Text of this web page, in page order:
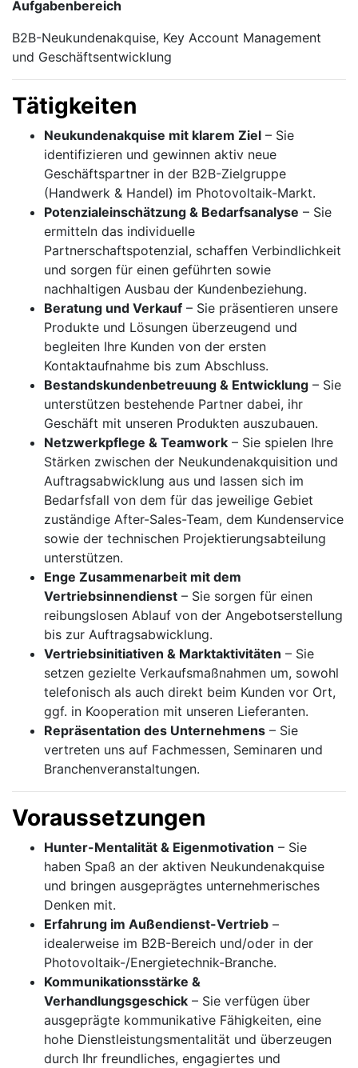
Aufgabenbereich
B2B-Neukundenakquise, Key Account Management
und Geschäftsentwicklung
Tätigkeiten
Neukundenakquise mit klarem Ziel – Sie
identifizieren und gewinnen aktiv neue
Geschäftspartner in der B2B-Zielgruppe
(Handwerk & Handel) im Photovoltaik-Markt.
Potenzialeinschätzung & Bedarfsanalyse – Sie
ermitteln das individuelle
Partnerschaftspotenzial, schaffen Verbindlichkeit
und sorgen für einen geführten sowie
nachhaltigen Ausbau der Kundenbeziehung.
Beratung und Verkauf – Sie präsentieren unsere
Produkte und Lösungen überzeugend und
begleiten Ihre Kunden von der ersten
Kontaktaufnahme bis zum Abschluss.
Bestandskundenbetreuung & Entwicklung – Sie
unterstützen bestehende Partner dabei, ihr
Geschäft mit unseren Produkten auszubauen.
Netzwerkpflege & Teamwork – Sie spielen Ihre
Stärken zwischen der Neukundenakquisition und
Auftragsabwicklung aus und lassen sich im
Bedarfsfall von dem für das jeweilige Gebiet
zuständige After-Sales-Team, dem Kundenservice
sowie der technischen Projektierungsabteilung
unterstützen.
Enge Zusammenarbeit mit dem
Vertriebsinnendienst – Sie sorgen für einen
reibungslosen Ablauf von der Angebotserstellung
bis zur Auftragsabwicklung.
Vertriebsinitiativen & Marktaktivitäten – Sie
setzen gezielte Verkaufsmaßnahmen um, sowohl
telefonisch als auch direkt beim Kunden vor Ort,
ggf. in Kooperation mit unseren Lieferanten.
Repräsentation des Unternehmens – Sie
vertreten uns auf Fachmessen, Seminaren und
Branchenveranstaltungen.
Voraussetzungen
Hunter-Mentalität & Eigenmotivation – Sie
haben Spaß an der aktiven Neukundenakquise
und bringen ausgeprägtes unternehmerisches
Denken mit.
Erfahrung im Außendienst-Vertrieb –
idealerweise im B2B-Bereich und/oder in der
Photovoltaik-/Energietechnik-Branche.
Kommunikationsstärke &
Verhandlungsgeschick – Sie verfügen über
ausgeprägte kommunikative Fähigkeiten, eine
hohe Dienstleistungsmentalität und überzeugen
durch Ihr freundliches, engagiertes und